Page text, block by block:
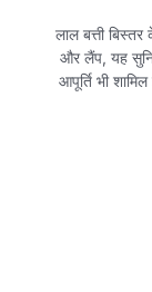
लाल बत्ती
और लैंप, यह
आपूर्ति भी